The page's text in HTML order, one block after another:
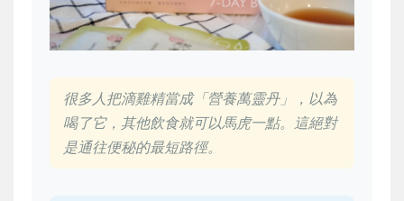
很多人把滴雞精當成「營養萬靈丹」，以為
喝了它，其他飲食就可以馬虎一點。這絕對
是通往便秘的最短路徑。